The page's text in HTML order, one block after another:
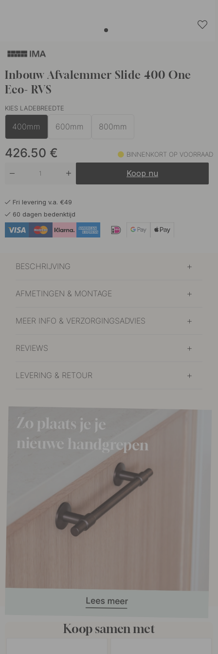
Inbouw Afvalemmer Slide 400 One
Eco- RVS
KIES LADEBREEDTE
400mm 600mm 800mm
426.50 € BINNENKORT OP VOORRAAD
Koop nu
Fri levering v.a. €49
60 dagen bedenktijd
BESCHRIJVING
AFMETINGEN & MONTAGE
MEER INFO & VERZORGINGSADVIES
REVIEWS
LEVERING & RETOUR
Koop samen met